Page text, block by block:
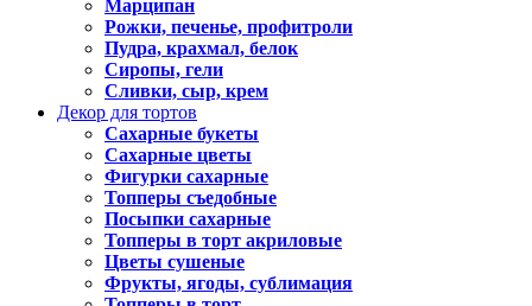
Марципан
Рожки, печенье, профитроли
Пудра, крахмал, белок
Сиропы, гели
Сливки, сыр, крем
Декор для тортов
Сахарные букеты
Сахарные цветы
Фигурки сахарные
Топперы съедобные
Посыпки сахарные
Топперы в торт акриловые
Цветы сушеные
Фрукты, ягоды, сублимация